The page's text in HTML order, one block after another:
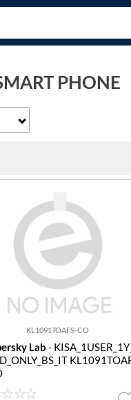
PHONE
KL1091TOAFS-CO
Lab - KISA_1USER_1Y_